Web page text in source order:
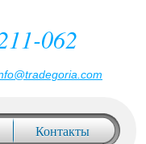
062
Контакты